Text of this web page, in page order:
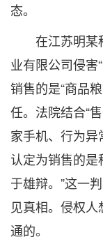
态。
在江苏明某
业有限公司侵害
销售的是“商品
任。法院结合“
家手机、行为异
认定为销售的是
于雄辩。”这一
见真相。侵权
通的。